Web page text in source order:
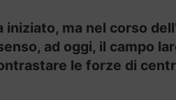
iniziato, ma nel corso
ad oggi, il campo
le forze di